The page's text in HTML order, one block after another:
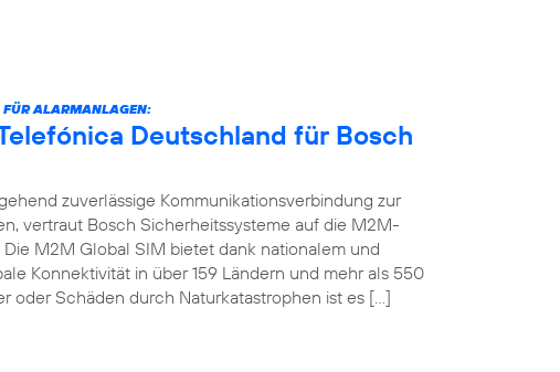
ALARMANLAGEN:
Deutschland für Bosch
zuverlässige Kommunikationsverbindung zur
vertraut Bosch Sicherheitssysteme auf die M2M-
M2M Global SIM bietet dank nationalem und
Konnektivität in über 159 Ländern und mehr als 550
oder Schäden durch Naturkatastrophen ist es […]